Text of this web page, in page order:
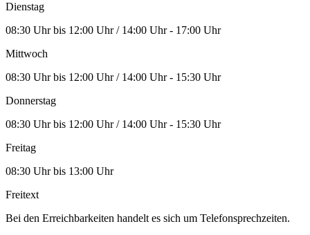
Dienstag
08:30 Uhr bis 12:00 Uhr / 14:00 Uhr - 17:00 Uhr
Mittwoch
08:30 Uhr bis 12:00 Uhr / 14:00 Uhr - 15:30 Uhr
Donnerstag
08:30 Uhr bis 12:00 Uhr / 14:00 Uhr - 15:30 Uhr
Freitag
08:30 Uhr bis 13:00 Uhr
Freitext
Bei den Erreichbarkeiten handelt es sich um Telefonsprechzeiten.